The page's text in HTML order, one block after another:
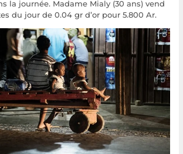
la journée. Madame Mialy (30 ans) vend
du jour de 0.04 gr d’or pour 5.800 Ar.